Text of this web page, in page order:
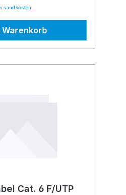
Warenkorb
Cat. 6 F/UTP